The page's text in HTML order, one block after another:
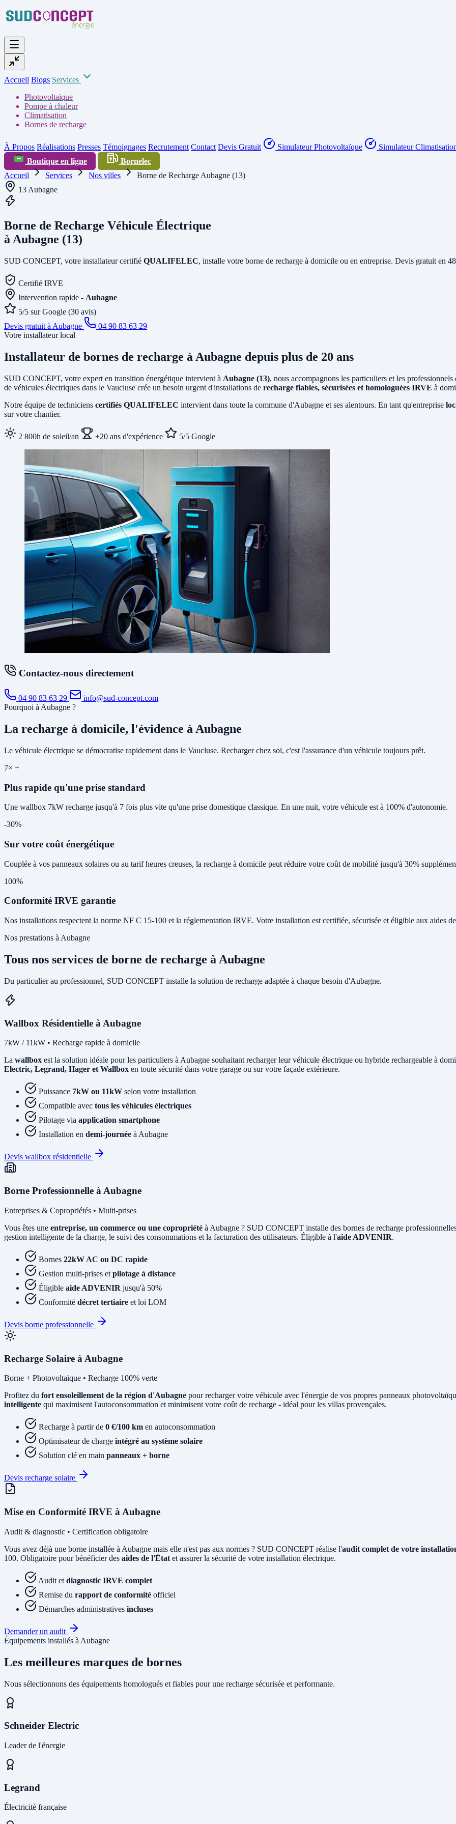
Accueil Blogs Services
Photovoltaïque
Pompe à chaleur
Climatisation
Bornes de recharge
À Propos Réalisations Presses Témoignages Recrutement Contact Devis Gratuit Simulateur Photovoltaïque Simulateur
Boutique en ligne
Bornelec
Accueil
Services Nos villes
Borne de Recharge Aubagne (13)
13 Aubagne
Borne de Recharge Véhicule Électrique
à Aubagne (13)
SUD CONCEPT, votre installateur certifié QUALIFELEC, installe votre borne de recharge à domicile ou en entreprise. Devis gratuit en
Certifié IRVE
Intervention rapide - Aubagne
5/5 sur Google (30 avis)
Devis gratuit à Aubagne
04 90 83 63 29
Votre installateur local
Installateur de bornes de recharge à Aubagne depuis plus de 20 ans
SUD CONCEPT, votre expert en transition énergétique intervient à Aubagne (13), nous accompagnons les particuliers et les professionnels
de véhicules électriques dans le Vaucluse crée un besoin urgent d'installations de recharge fiables, sécurisées et homologuées IRVE à
Notre équipe de techniciens certifiés QUALIFELEC intervient dans toute la commune d'Aubagne et ses alentours. En tant qu'entreprise
sur votre chantier.
2 800h de soleil/an +20 ans d'expérience 5/5 Google
Contactez-nous directement
04 90 83 63 29
info@sud-concept.com
Pourquoi à Aubagne ?
La recharge à domicile, l'évidence à Aubagne
Le véhicule électrique se démocratise rapidement dans le Vaucluse. Recharger chez soi, c'est l'assurance d'un véhicule toujours prêt.
7× +
Plus rapide qu'une prise standard
Une wallbox 7kW recharge jusqu'à 7 fois plus vite qu'une prise domestique classique. En une nuit, votre véhicule est à 100% d'autonomie.
-30%
Sur votre coût énergétique
Couplée à vos panneaux solaires ou au tarif heures creuses, la recharge à domicile peut réduire votre coût de mobilité jusqu'à 30%
100%
Conformité IRVE garantie
Nos installations respectent la norme NF C 15-100 et la réglementation IRVE. Votre installation est certifiée, sécurisée et éligible aux aides
Nos prestations à Aubagne
Tous nos services de borne de recharge à Aubagne
Du particulier au professionnel, SUD CONCEPT installe la solution de recharge adaptée à chaque besoin d'Aubagne.
Wallbox Résidentielle à Aubagne
7kW / 11kW • Recharge rapide à domicile
La wallbox est la solution idéale pour les particuliers à Aubagne souhaitant recharger leur véhicule électrique ou hybride rechargeable à
Electric, Legrand, Hager et Wallbox en toute sécurité dans votre garage ou sur votre façade extérieure.
Puissance 7kW ou 11kW selon votre installation
Compatible avec tous les véhicules électriques
Pilotage via application smartphone
Installation en demi-journée à Aubagne
Devis wallbox résidentielle
Borne Professionnelle à Aubagne
Entreprises & Copropriétés • Multi-prises
Vous êtes une entreprise, un commerce ou une copropriété à Aubagne ? SUD CONCEPT installe des bornes de recharge
gestion intelligente de la charge, le suivi des consommations et la facturation des utilisateurs. Éligible à l'aide ADVENIR.
Bornes 22kW AC ou DC rapide
Gestion multi-prises et pilotage à distance
Éligible aide ADVENIR jusqu'à 50%
Conformité décret tertiaire et loi LOM
Devis borne professionnelle
Recharge Solaire à Aubagne
Borne + Photovoltaïque • Recharge 100% verte
Profitez du fort ensoleillement de la région d'Aubagne pour recharger votre véhicule avec l'énergie de vos propres panneaux
intelligente qui maximisent l'autoconsommation et minimisent votre coût de recharge - idéal pour les villas provençales.
Recharge à partir de 0 €/100 km en autoconsommation
Optimisateur de charge intégré au système solaire
Solution clé en main panneaux + borne
Devis recharge solaire
Mise en Conformité IRVE à Aubagne
Audit & diagnostic • Certification obligatoire
Vous avez déjà une borne installée à Aubagne mais elle n'est pas aux normes ? SUD CONCEPT réalise l'audit complet de votre
100. Obligatoire pour bénéficier des aides de l'État et assurer la sécurité de votre installation électrique.
Audit et diagnostic IRVE complet
Remise du rapport de conformité officiel
Démarches administratives incluses
Demander un audit
Équipements installés à Aubagne
Les meilleures marques de bornes
Nous sélectionnons des équipements homologués et fiables pour une recharge sécurisée et performante.
Schneider Electric
Leader de l'énergie
Legrand
Électricité française